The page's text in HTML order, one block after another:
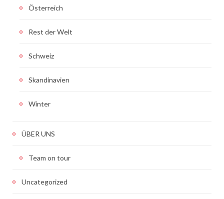
Österreich
Rest der Welt
Schweiz
Skandinavien
Winter
ÜBER UNS
Team on tour
Uncategorized